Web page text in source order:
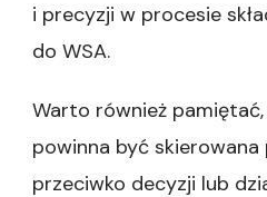
i precyzji w procesie
do WSA.
Warto również
powinna być
przeciwko decyzji lub